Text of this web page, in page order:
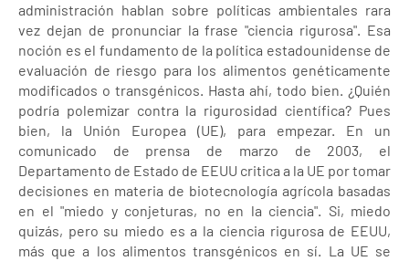
administración hablan sobre políticas ambientales rara
vez dejan de pronunciar la frase "ciencia rigurosa". Esa
noción es el fundamento de la política estadounidense de
evaluación de riesgo para los alimentos genéticamente
modificados o transgénicos. Hasta ahí, todo bien. ¿Quién
podría polemizar contra la rigurosidad científica? Pues
bien, la Unión Europea (UE), para empezar. En un
comunicado de prensa de marzo de 2003, el
Departamento de Estado de EEUU critica a la UE por tomar
decisiones en materia de biotecnología agrícola basadas
en el "miedo y conjeturas, no en la ciencia". Si, miedo
quizás, pero su miedo es a la ciencia rigurosa de EEUU,
más que a los alimentos transgénicos en sí. La UE se